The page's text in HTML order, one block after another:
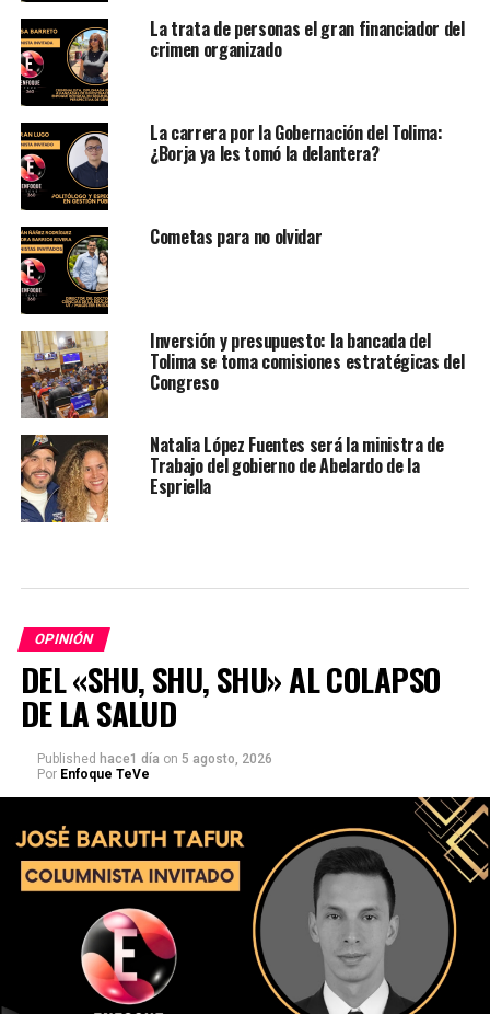
La trata de personas el gran financiador del
crimen organizado
La carrera por la Gobernación del Tolima:
¿Borja ya les tomó la delantera?
Cometas para no olvidar
Inversión y presupuesto: la bancada del
Tolima se toma comisiones estratégicas del
Congreso
Natalia López Fuentes será la ministra de
Trabajo del gobierno de Abelardo de la
Espriella
OPINIÓN
DEL «SHU, SHU, SHU» AL COLAPSO
DE LA SALUD
Published hace1 día on 5 agosto, 2026
Por Enfoque TeVe